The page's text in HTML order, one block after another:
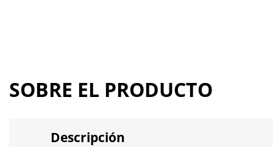
SOBRE EL PRODUCTO
Descripción